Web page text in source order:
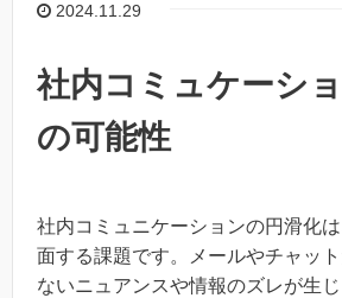
2024.11.29
社内コミュケーシ
の可能性
社内コミュニケーションの円滑化
面する課題です。メールやチャッ
ないニュアンスや情報のズレが生